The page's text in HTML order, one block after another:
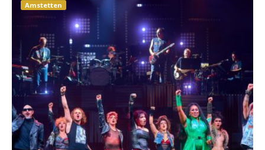
Amstetten